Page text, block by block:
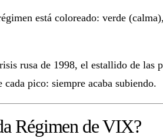
está coloreado: verde
rusa de 1998, el estallido de
pico: siempre acaba subiendo.
Régimen de VIX?